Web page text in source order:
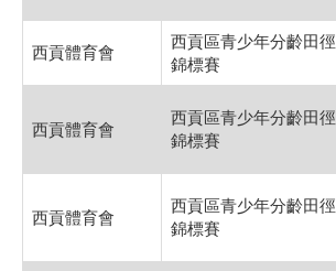
西貢體育會
西貢區青少年分齡田徑
錦標賽
西貢體育會
西貢區青少年分齡田徑
錦標賽
西貢體育會
西貢區青少年分齡田徑
錦標賽